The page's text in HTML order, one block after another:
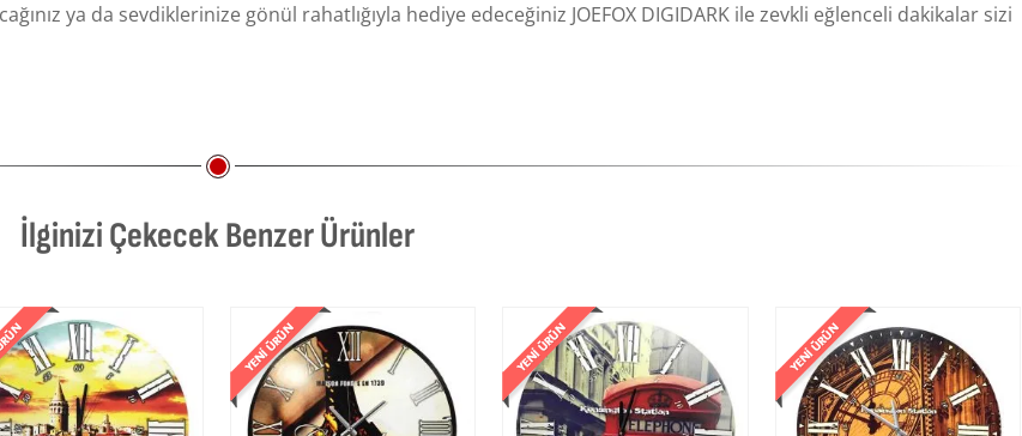
ya da sevdiklerinize gönül rahatlığıyla hediye edeceğiniz JOEFOX DIGIDARK ile zevkli eğlenceli dakikalar sizi
İlginizi Çekecek Benzer Ürünler